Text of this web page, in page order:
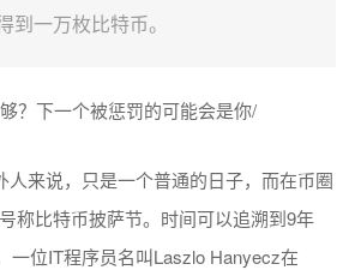
到一万枚比特币。
人来说，只是一个普通的日子，而在币圈
称比特币披萨节。时间可以追溯到9年
一位IT程序员名叫Laszlo Hanyecz在